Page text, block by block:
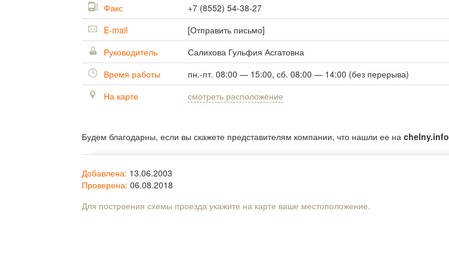
Факс
+7 (8552) 54-38-27
E-mail
[Отправить письмо]
Руководитель
Салихова Гульфия Асгатовна
Время работы
пн.-пт. 08:00 — 15:00, сб. 08:00 — 14:00 (без перерыва)
На карте
смотреть расположение
Будем благодарны, если вы скажете представителям компании, что нашли ее на chelny.info
Добавлена: 13.06.2003
Проверена: 06.08.2018
Для построения схемы проезда укажите на карте ваше местоположение.